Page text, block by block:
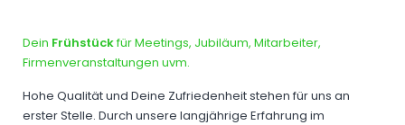
Dein Frühstückfür Meetings, Jubiläum, Mitarbeiter,
Firmenveranstaltungen uvm.
Hohe Qualität und Deine Zufriedenheit stehen für uns an
erster Stelle. Durch unsere langjährige Erfahrung im